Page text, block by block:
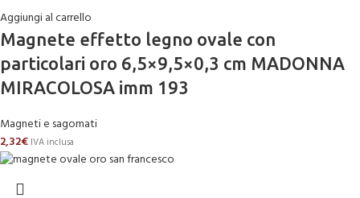
Aggiungi al carrello
Magnete effetto legno ovale con
particolari oro 6,5×9,5×0,3 cm MADONNA
MIRACOLOSA imm 193
Magneti e sagomati
2,32€ IVA inclusa